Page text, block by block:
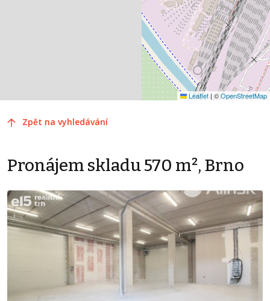
Leaflet| ©OpenStreetMap
Zpět na vyhledávání
Pronájem skladu 570 m², Brno